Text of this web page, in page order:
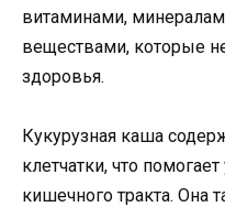
витаминами,
веществами, которые
здоровья.
Кукурузная каша
клетчатки, что
кишечного тракта. Она